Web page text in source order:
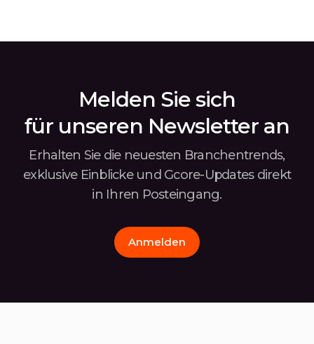
Melden Sie sich
für unseren Newsletter an
Erhalten Sie die neuesten Branchentrends,
exklusive Einblicke und Gcore-Updates direkt
in Ihren Posteingang.
Anmelden